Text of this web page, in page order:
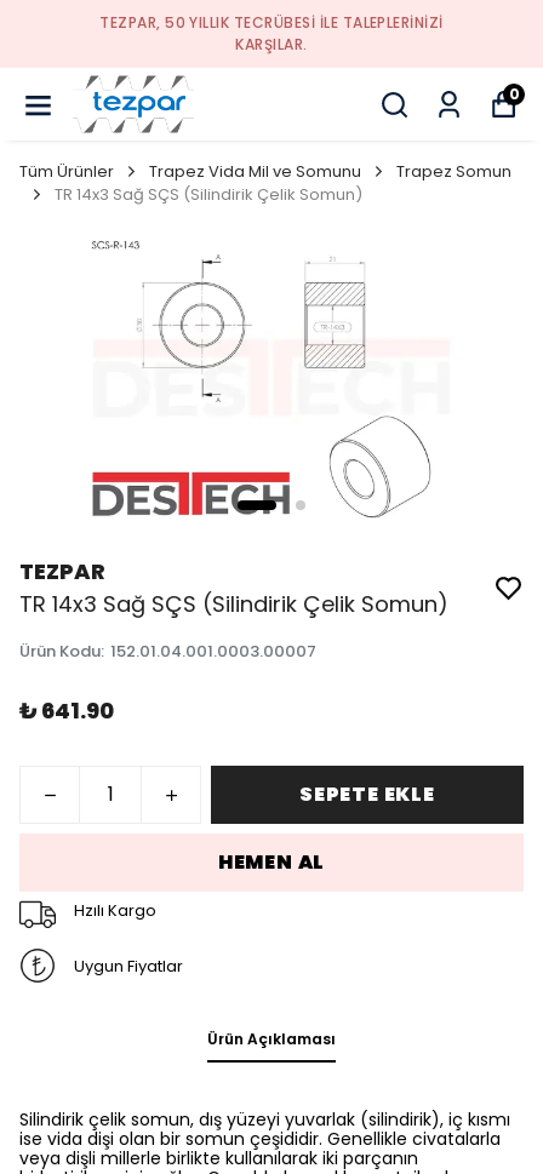
TEZPAR, 50 YILLIK TECRÜBESI ILE TALEPLERINIZI
KARŞILAR.
0
Tüm Ürünler Trapez Vida Mil ve Somunu
Trapez Somun
TR 14x3 Sağ SÇS (Silindirik Çelik Somun)
TEZPAR
TR 14x3 Sağ SÇS (Silindirik Çelik Somun)
Ürün Kodu: 152.01.04.001.0003.00007
₺ 641.90
SEPETE EKLE
HEMEN AL
Hzılı Kargo
Uygun Fiyatlar
Ürün Açıklaması
Silindirik çelik somun, dış yüzeyi yuvarlak (silindirik), iç kısmı
ise vida dişi olan bir somun çeşididir. Genellikle civatalarla
veya dişli millerle birlikte kullanılarak iki parçanın